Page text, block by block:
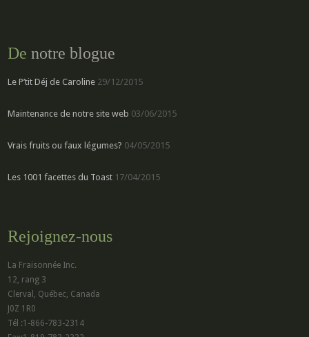
De notre blogue
Le P’tit Déj de Caroline 29/12/2015
Maintenance de notre site web 03/06/2015
Vrais fruits ou faux légumes? 04/05/2015
Les 1001 facettes du Toast 17/04/2015
Rejoignez-nous
La Fraisonnée Inc.
12, rang 3
Clerval, Québec, Canada
J0Z 1R0
Tél :1-866-783-2314